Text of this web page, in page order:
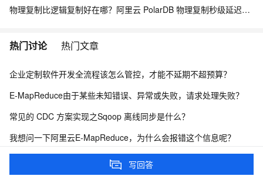
物理复制比逻辑复制好在哪？阿里云 PolarDB 物理复制秒级延迟解析
热门讨论 热门文章
企业定制软件开发全流程该怎么管控，才能不延期不超预算？
E-MapReduce由于某些未知错误、异常或失败，请求处理失败？
常见的 CDC 方案实现之Sqoop 离线同步是什么？
我想问一下阿里云E-MapReduce，为什么会报错这个信息呢？
写回答